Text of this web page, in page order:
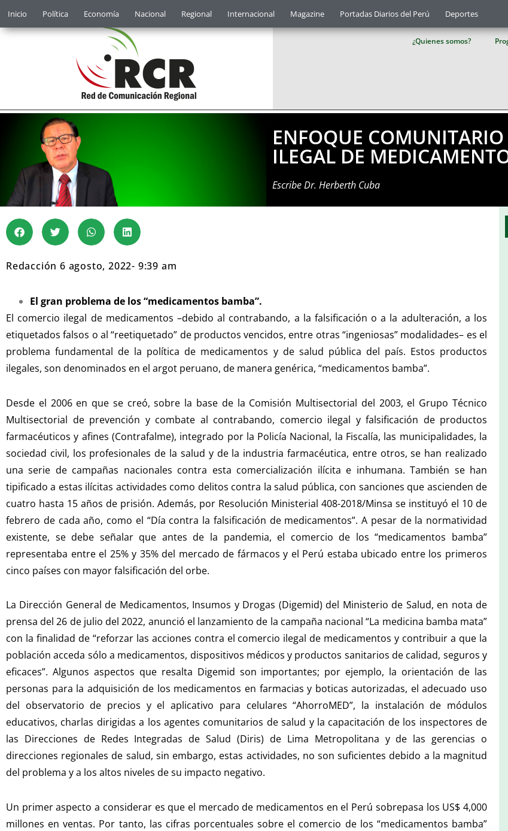
Inicio Política Economía Nacional Regional Internacional Magazine Portadas Diarios del Perú Deportes
¿Quienes somos?
ENFOQUE
ILEGAL DE
EscribeDr. Herberth Cuba
Redacción 6 agosto, 2022- 9:39 am
El gran problema de los “medicamentos bamba”.
El comercio ilegal de medicamentos –debido al contrabando, a la falsificación o a la adulteración, a los
etiquetados falsos o al “reetiquetado” de productos vencidos, entre otras “ingeniosas” modalidades– es el
problema fundamental de la política de medicamentos y de salud pública del país. Estos productos
ilegales, son denominados en el argot peruano, de manera genérica, “medicamentos bamba”.
Desde el 2006 en que se creó, sobre la base de la Comisión Multisectorial del 2003, el Grupo Técnico
Multisectorial de prevención y combate al contrabando, comercio ilegal y falsificación de productos
farmacéuticos y afines (Contrafalme), integrado por la Policía Nacional, la Fiscalía, las municipalidades, la
sociedad civil, los profesionales de la salud y de la industria farmacéutica, entre otros, se han realizado
una serie de campañas nacionales contra esta comercialización ilícita e inhumana. También se han
tipificado a estas ilícitas actividades como delitos contra la salud pública, con sanciones que ascienden de
cuatro hasta 15 años de prisión. Además, por Resolución Ministerial 408-2018/Minsa se instituyó el 10 de
febrero de cada año, como el “Día contra la falsificación de medicamentos”. A pesar de la normatividad
existente, se debe señalar que antes de la pandemia, el comercio de los “medicamentos bamba”
representaba entre el 25% y 35% del mercado de fármacos y el Perú estaba ubicado entre los primeros
cinco países con mayor falsificación del orbe.
La Dirección General de Medicamentos, Insumos y Drogas (Digemid) del Ministerio de Salud, en nota de
prensa del 26 de julio del 2022, anunció el lanzamiento de la campaña nacional “La medicina bamba mata”
con la finalidad de “reforzar las acciones contra el comercio ilegal de medicamentos y contribuir a que la
población acceda sólo a medicamentos, dispositivos médicos y productos sanitarios de calidad, seguros y
eficaces”. Algunos aspectos que resalta Digemid son importantes; por ejemplo, la orientación de las
personas para la adquisición de los medicamentos en farmacias y boticas autorizadas, el adecuado uso
del observatorio de precios y el aplicativo para celulares “AhorroMED”, la instalación de módulos
educativos, charlas dirigidas a los agentes comunitarios de salud y la capacitación de los inspectores de
las Direcciones de Redes Integradas de Salud (Diris) de Lima Metropolitana y de las gerencias o
direcciones regionales de salud, sin embargo, estas actividades, no son suficientes debido a la magnitud
del problema y a los altos niveles de su impacto negativo.
Un primer aspecto a considerar es que el mercado de medicamentos en el Perú sobrepasa los US$ 4,000
millones en ventas. Por tanto, las cifras porcentuales sobre el comercio de los “medicamentos bamba”